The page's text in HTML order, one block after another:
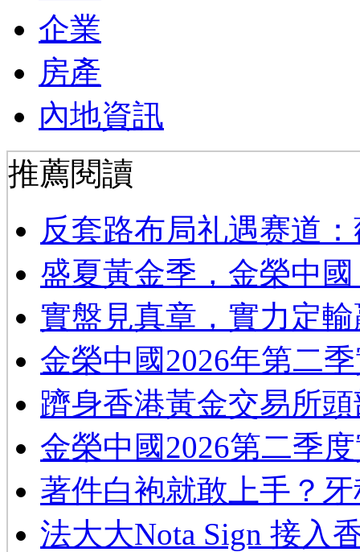
企業
房產
內地資訊
推薦閱讀
反套路布局礼遇赛道
盛夏黃金季，金榮中
實盤見真章，實力定
金榮中國2026年第二
躋身香港黃金交易所
金榮中國2026第二季
著件白袍就敢上手？
法大大Nota Sign 接入